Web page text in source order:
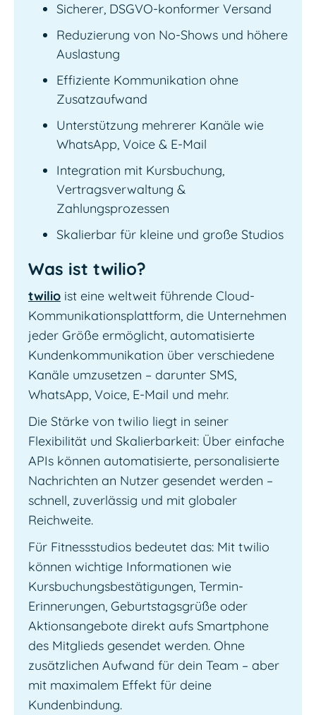
Sicherer, DSGVO-konformer Versand
Reduzierung von No-Shows und höhere
Auslastung
Effiziente Kommunikation ohne
Zusatzaufwand
Unterstützung mehrerer Kanäle wie
WhatsApp, Voice & E-Mail
Integration mit Kursbuchung,
Vertragsverwaltung &
Zahlungsprozessen
Skalierbar für kleine und große Studios
Was ist twilio?
twilio ist eine weltweit führende Cloud-
Kommunikationsplattform, die Unternehmen
jeder Größe ermöglicht, automatisierte
Kundenkommunikation über verschiedene
Kanäle umzusetzen – darunter SMS,
WhatsApp, Voice, E-Mail und mehr.
Die Stärke von twilio liegt in seiner
Flexibilität und Skalierbarkeit: Über einfache
APIs können automatisierte, personalisierte
Nachrichten an Nutzer gesendet werden –
schnell, zuverlässig und mit globaler
Reichweite.
Für Fitnessstudios bedeutet das: Mit twilio
können wichtige Informationen wie
Kursbuchungsbestätigungen, Termin-
Erinnerungen, Geburtstagsgrüße oder
Aktionsangebote direkt aufs Smartphone
des Mitglieds gesendet werden. Ohne
zusätzlichen Aufwand für dein Team – aber
mit maximalem Effekt für deine
Kundenbindung.